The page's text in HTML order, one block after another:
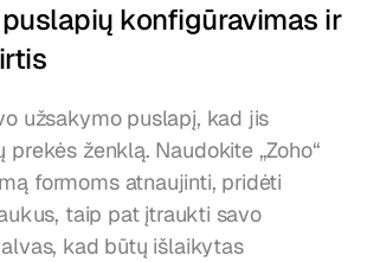
konfigūravimas ir
užsakymo puslapį, kad jis
prekės ženklą. Naudokite „Zoho“
formoms atnaujinti, pridėti
taip pat įtraukti savo
kad būtų išlaikytas